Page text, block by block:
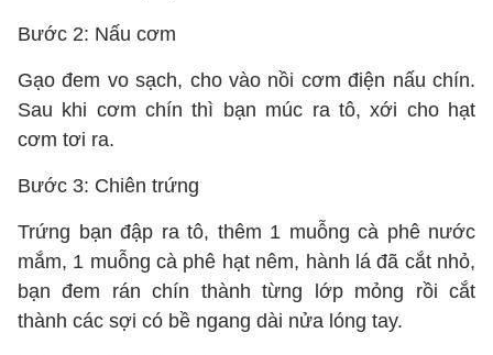
Bước 2: Nấu cơm
Gạo đem vo sạch, cho vào nồi cơm điện nấu chín.
Sau khi cơm chín thì bạn múc ra tô, xới cho hạt
cơm tơi ra.
Bước 3: Chiên trứng
Trứng bạn đập ra tô, thêm 1 muỗng cà phê nước
mắm, 1 muỗng cà phê hạt nêm, hành lá đã cắt nhỏ,
bạn đem rán chín thành từng lớp mỏng rồi cắt
thành các sợi có bề ngang dài nửa lóng tay.